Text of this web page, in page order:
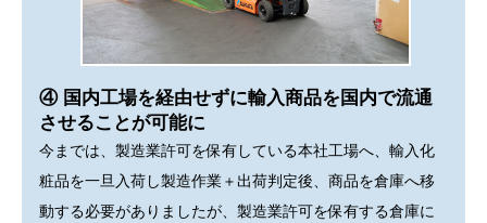
④ 国内工場を経由せずに輸入商品を国内で流通
させることが可能に
今までは、製造業許可を保有している本社工場へ、輸入化
粧品を一旦入荷し製造作業＋出荷判定後、商品を倉庫へ移
動する必要がありましたが、製造業許可を保有する倉庫に